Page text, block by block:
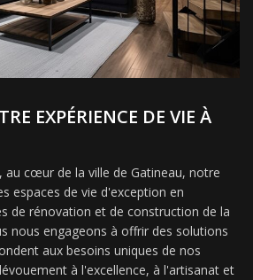
EXPÉRIENCE DE VIE À
au cœur de la ville de Gatineau, notre
espaces de vie d'exception en
de rénovation et de construction de la
nous engageons à offrir des solutions
aux besoins uniques de nos
à l'excellence, à l'artisanat et